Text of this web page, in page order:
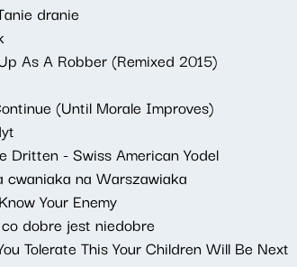
dranie
As A Robber (Remixed 2015)
(Until Morale Improves)
Dritten - Swiss American Yodel
na Warszawiaka
Your Enemy
dobre jest niedobre
Tolerate This Your Children Will Be Next